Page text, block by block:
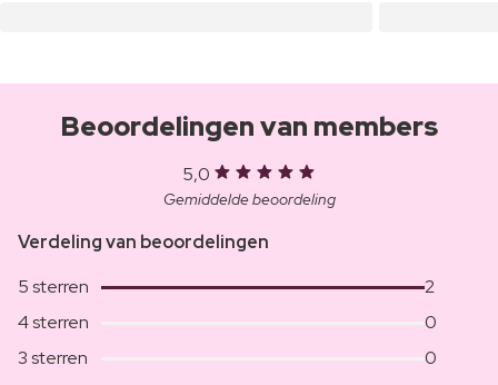
Beoordelingen van members
5,0
Gemiddelde beoordeling
Verdeling van beoordelingen
5 sterren
2
4 sterren
0
3 sterren
0